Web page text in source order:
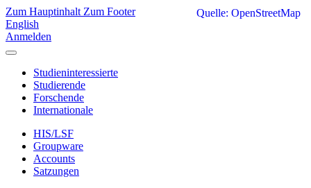
Zum Hauptinhalt Zum Footer
English
Anmelden
Studieninteressierte
Studierende
Forschende
Internationale
HIS/LSF
Groupware
Accounts
Satzungen
Quelle: OpenStreetMap